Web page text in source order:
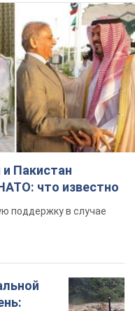
Пакистан
что известно
поддержку в случае